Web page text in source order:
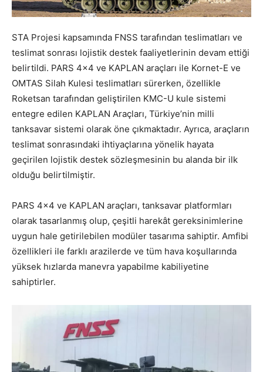
STA Projesi kapsamında FNSS tarafından teslimatları ve
teslimat sonrası lojistik destek faaliyetlerinin devam ettiği
belirtildi. PARS 4×4 ve KAPLAN araçları ile Kornet-E ve
OMTAS Silah Kulesi teslimatları sürerken, özellikle
Roketsan tarafından geliştirilen KMC-U kule sistemi
entegre edilen KAPLAN Araçları, Türkiye’nin milli
tanksavar sistemi olarak öne çıkmaktadır. Ayrıca, araçların
teslimat sonrasındaki ihtiyaçlarına yönelik hayata
geçirilen lojistik destek sözleşmesinin bu alanda bir ilk
olduğu belirtilmiştir.
PARS 4×4 ve KAPLAN araçları, tanksavar platformları
olarak tasarlanmış olup, çeşitli harekât gereksinimlerine
uygun hale getirilebilen modüler tasarıma sahiptir. Amfibi
özellikleri ile farklı arazilerde ve tüm hava koşullarında
yüksek hızlarda manevra yapabilme kabiliyetine
sahiptirler.